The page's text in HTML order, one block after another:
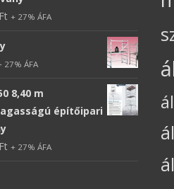
Ft + 27% ÁFA
27% ÁFA
8,40 m
építőipari
Ft + 27% ÁFA